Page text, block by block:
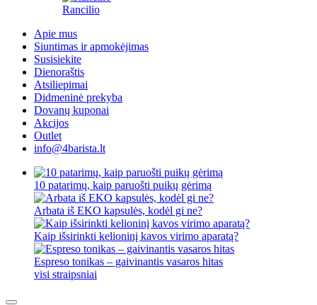
Rancilio
Apie mus
Siuntimas ir apmokėjimas
Susisiekite
Dienoraštis
Atsiliepimai
Didmeninė prekyba
Dovanų kuponai
Akcijos
Outlet
info@4barista.lt
10 patarimų, kaip paruošti puikų gėrimą
Arbata iš EKO kapsulės, kodėl gi ne?
Kaip išsirinkti kelioninį kavos virimo aparatą?
Espreso tonikas – gaivinantis vasaros hitas
visi straipsniai